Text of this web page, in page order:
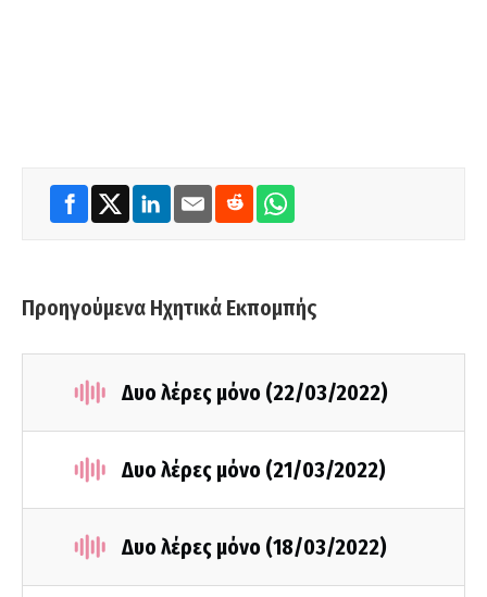
Προηγούμενα Ηχητικά Εκπομπής
Δυο λέρες μόνο (22/03/2022)
Δυο λέρες μόνο (21/03/2022)
Δυο λέρες μόνο (18/03/2022)